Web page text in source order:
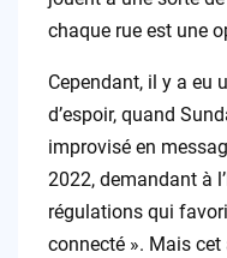
chaque rue est une
Cependant, il y a eu
d’espoir, quand
improvisé en
2022, demandant à
régulations qui
connecté ». Mais